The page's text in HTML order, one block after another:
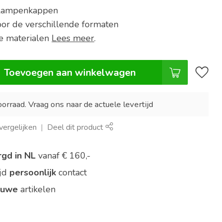
de verschillende formaten
materialen Lees meer.
Toevoegen aan winkelwagen
Vraag ons naar de actuele levertijd
Deel dit product
in NL vanaf € 160,-
persoonlijk contact
artikelen